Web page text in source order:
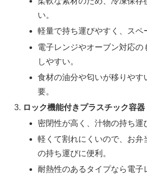
い。
軽量で持ち運びやすく、スペ
電子レンジやオーブン対応の
しやすい。
食材の油分や匂いが移りやす
要。
ロック機能付きプラスチック容器
密閉性が高く、汁物の持ち運
軽くて割れにくいので、お弁
の持ち運びに便利。
耐熱性のあるタイプなら電子